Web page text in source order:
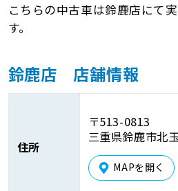
こちらの中古車は鈴鹿店にて
す。
鈴鹿店 店舗情報
住所
〒513-0813
三重県鈴鹿市北
MAPを開く